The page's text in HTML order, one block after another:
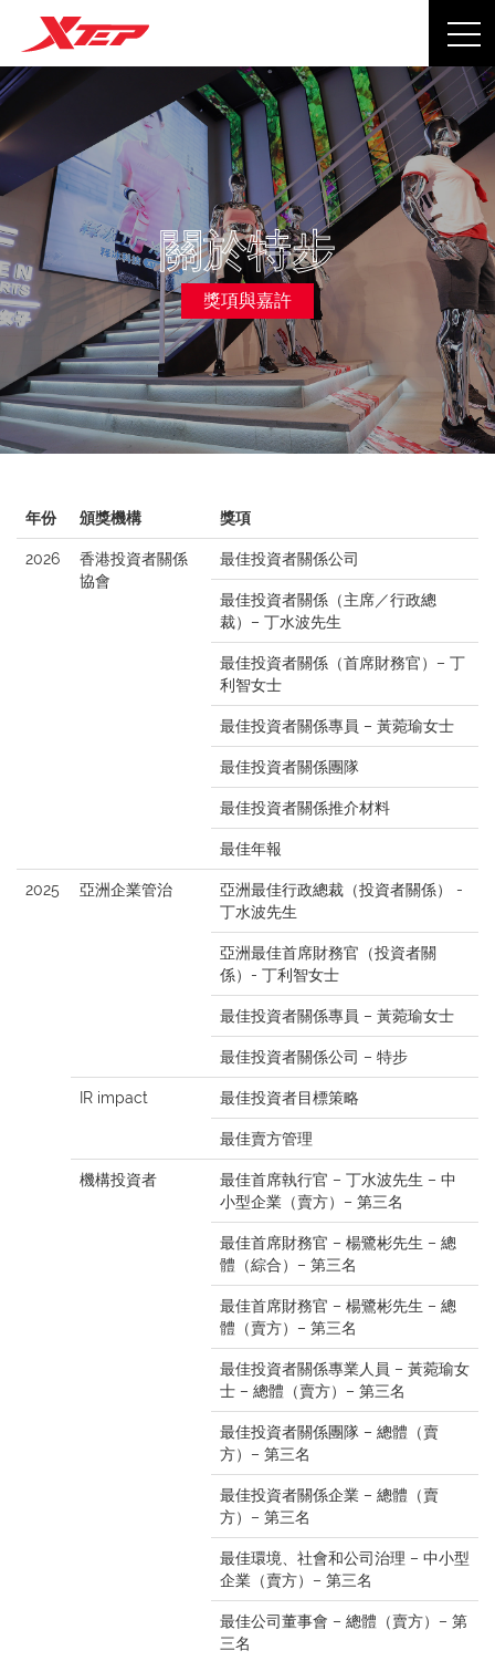
關於特步
獎項與嘉許
年份 頒獎機構 獎項
2026
香港投資者關係
協會
最佳投資者關係公司
最佳投資者關係（主席／行政總
裁）– 丁水波先生
最佳投資者關係（首席財務官）– 丁
利智女士
最佳投資者關係專員 – 黃菀瑜女士
最佳投資者關係團隊
最佳投資者關係推介材料
最佳年報
2025 亞洲企業管治
亞洲最佳行政總裁（投資者關係） -
丁水波先生
亞洲最佳首席財務官（投資者關
係）- 丁利智女士
最佳投資者關係專員 – 黃菀瑜女士
最佳投資者關係公司 – 特步
IR impact 最佳投資者目標策略
最佳賣方管理
機構投資者
最佳首席執行官 – 丁水波先生 – 中
小型企業（賣方）– 第三名
最佳首席財務官 – 楊鷺彬先生 – 總
體（綜合）– 第三名
最佳首席財務官 – 楊鷺彬先生 – 總
體（賣方）– 第三名
最佳投資者關係專業人員 – 黃菀瑜女
士 – 總體（賣方）– 第三名
最佳投資者關係團隊 – 總體（賣
方）– 第三名
最佳投資者關係企業 – 總體（賣
方）– 第三名
最佳環境、社會和公司治理 – 中小型
企業（賣方）– 第三名
最佳公司董事會 – 總體（賣方）– 第
三名